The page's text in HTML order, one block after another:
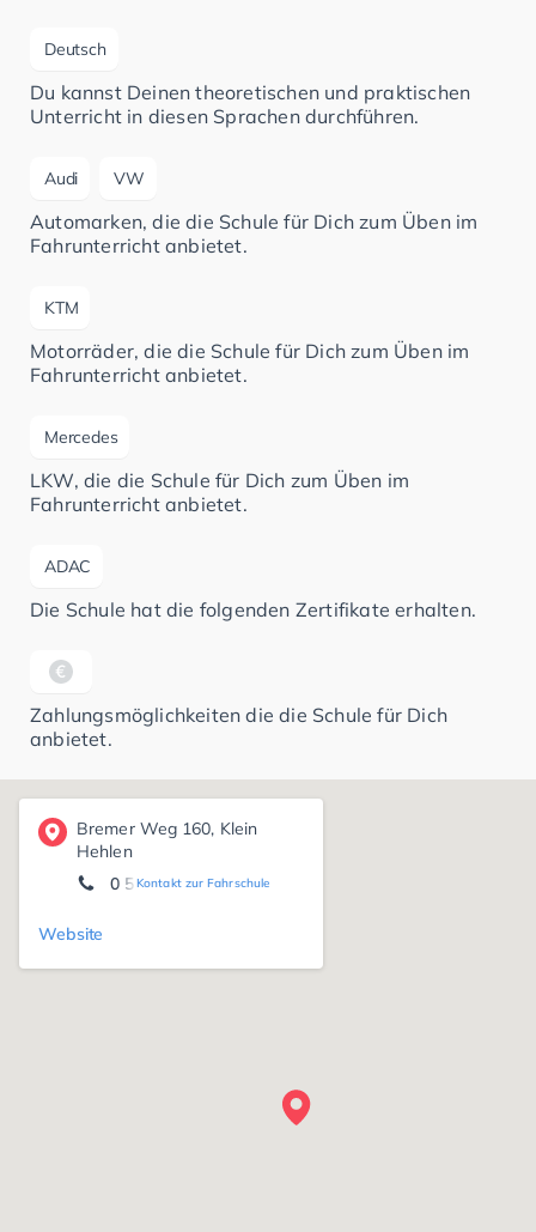
Deutsch
Du kannst Deinen theoretischen und praktischen
Unterricht in diesen Sprachen durchführen.
Audi VW
Automarken, die die Schule für Dich zum Üben im
Fahrunterricht anbietet.
KTM
Motorräder, die die Schule für Dich zum Üben im
Fahrunterricht anbietet.
Mercedes
LKW, die die Schule für Dich zum Üben im
Fahrunterricht anbietet.
ADAC
Die Schule hat die folgenden Zertifikate erhalten.
Zahlungsmöglichkeiten die die Schule für Dich
anbietet.
Bremer Weg 160, Klein
Hehlen
Kontakt zur Fahrschule
0 51 41/5 35 15
Website